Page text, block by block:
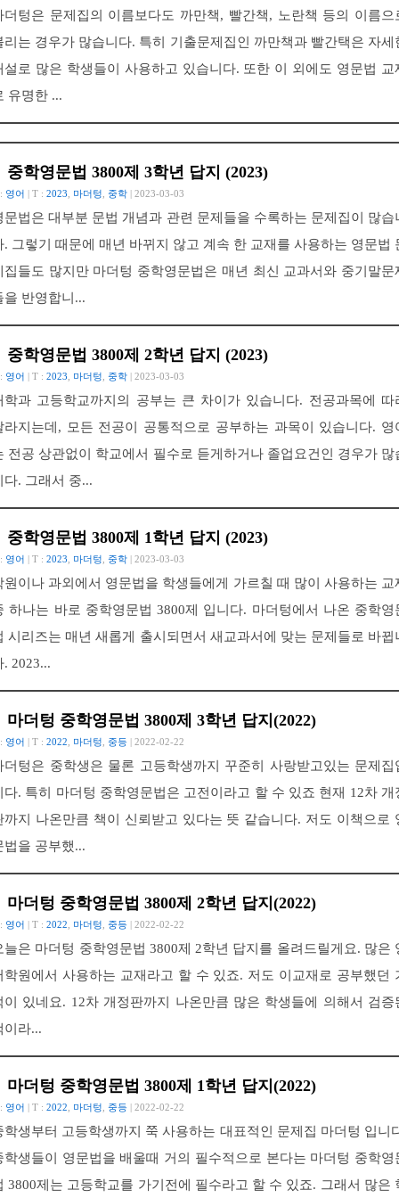
더텅은 문제집의 이름보다도 까만책, 빨간책, 노란책 등의 이름으
리는 경우가 많습니다. 특히 기출문제집인 까만책과 빨간택은 자세
설로 많은 학생들이 사용하고 있습니다. 또한 이 외에도 영문법 교
유명한 ...
중학영문법 3800제 3학년 답지 (2023)
영어 | T : 2023 마더텅 중학 | 2023-03-03
문법은 대부분 문법 개념과 관련 문제들을 수록하는 문제집이 많습
. 그렇기 때문에 매년 바뀌지 않고 계속 한 교재를 사용하는 영문법
집들도 많지만 마더텅 중학영문법은 매년 최신 교과서와 중기말문
을 반영합니...
중학영문법 3800제 2학년 답지 (2023)
영어 | T : 2023 마더텅 중학 | 2023-03-03
학과 고등학교까지의 공부는 큰 차이가 있습니다. 전공과목에 따
라지는데, 모든 전공이 공통적으로 공부하는 과목이 있습니다. 영
전공 상관없이 학교에서 필수로 듣게하거나 졸업요건인 경우가 많
다. 그래서 중...
중학영문법 3800제 1학년 답지 (2023)
영어 | T : 2023 마더텅 중학 | 2023-03-03
원이나 과외에서 영문법을 학생들에게 가르칠 때 많이 사용하는 교
하나는 바로 중학영문법 3800제 입니다. 마더텅에서 나온 중학영
시리즈는 매년 새롭게 출시되면서 새교과서에 맞는 문제들로 바뀝
. 2023...
마더텅 중학영문법 3800제 3학년 답지(2022)
영어 | T : 2022 마더텅 중등 | 2022-02-22
더텅은 중학생은 물론 고등학생까지 꾸준히 사랑받고있는 문제집
다. 특히 마더텅 중학영문법은 고전이라고 할 수 있죠 현재 12차 개
까지 나온만큼 책이 신뢰받고 있다는 뜻 같습니다. 저도 이책으로
법을 공부했...
마더텅 중학영문법 3800제 2학년 답지(2022)
영어 | T : 2022 마더텅 중등 | 2022-02-22
늘은 마더텅 중학영문법 3800제 2학년 답지를 올려드릴게요. 많은
학원에서 사용하는 교재라고 할 수 있죠. 저도 이교재로 공부했던
이 있네요. 12차 개정판까지 나온만큼 많은 학생들에 의해서 검증
이라...
마더텅 중학영문법 3800제 1학년 답지(2022)
영어 | T : 2022 마더텅 중등 | 2022-02-22
학생부터 고등학생까지 쭉 사용하는 대표적인 문제집 마더텅 입니
학생들이 영문법을 배울때 거의 필수적으로 본다는 마더텅 중학영
3800제는 고등학교를 가기전에 필수라고 할 수 있죠. 그래서 많은